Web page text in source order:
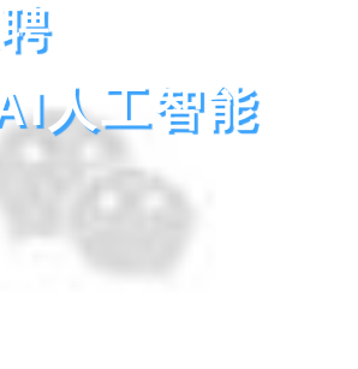
人工智能